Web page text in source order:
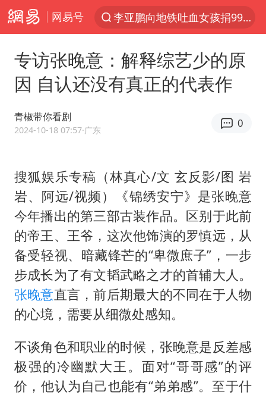
网易号
服务提质，内需扩容有保障
逃犯看演唱会 刚出地铁就被逮住
台风白海豚可能在浙江登陆
41岁女子为鼓励女儿考上985研究生
《Monica》填词人黎彼得去世
人贩子“梅姨”真名谢家梅
“银行午休1.5小时”留个窗口行不行
A股创业板指低开1.78%
蜜雪冰城员工抽烟收银 门店现已停业
陕西柞水遭遇暴雨五千余户群众转移
汕头市政府被约谈
董路致歉：泰国10岁黑人父母是伪造的
外交部回应日本将中国列为最大挑战
专访张晚意：解释综艺少的原
因 自认还没有真正的代表作
青椒带你看剧
2024-10-18 07:57·广东
0
搜狐娱乐专稿（林真心/文 玄反影/图 岩
岩、阿远/视频）《锦绣安宁》是张晚意
今年播出的第三部古装作品。区别于此前
的帝王、王爷，这次他饰演的罗慎远，从
备受轻视、暗藏锋芒的“卑微庶子”，一步
步成长为了有文韬武略之才的首辅大人。
张晚意直言，前后期最大的不同在于人物
的心境，需要从细微处感知。
不谈角色和职业的时候，张晚意是反差感
极强的冷幽默大王。面对“哥哥感”的评
价，他认为自己也能有“弟弟感”。至于什